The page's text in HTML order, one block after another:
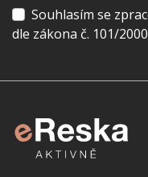
Souhlasím se
dle zákona č. 101/